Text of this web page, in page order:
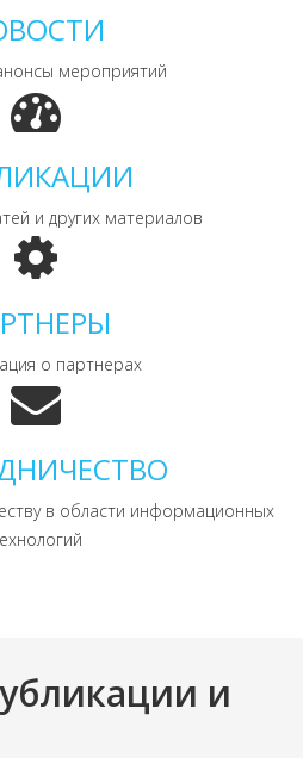
мероприятий
и других материалов
о партнерах
в области информационных
и